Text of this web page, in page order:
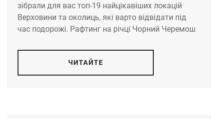
зібрали для вас топ-19 найцікавіших локацій
Верховини та околиць, які варто відвідати під
час подорожі. Рафтинг на річці Чорний Черемош
ЧИТАЙТЕ